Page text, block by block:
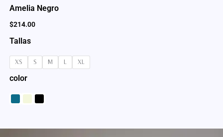
Amelia Negro
$214.00
Tallas
XS S M L XL
color